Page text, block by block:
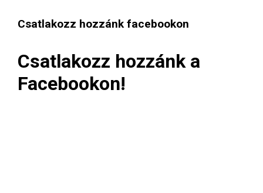
Csatlakozz hozzánk facebookon
Csatlakozz hozzánk a
Facebookon!